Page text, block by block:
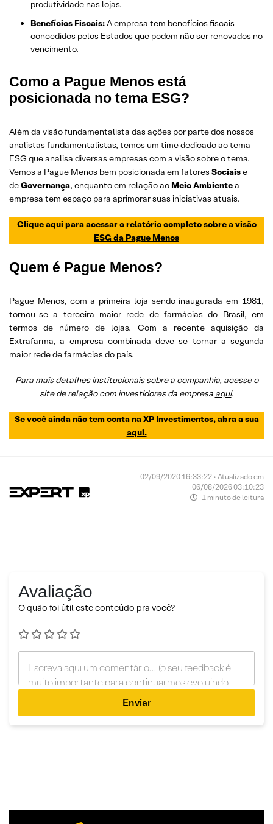
produtividade nas lojas.
Benefícios Fiscais:A empresa tem benefícios fiscais
concedidos pelos Estados que podem não ser renovados no
vencimento.
Como a Pague Menos está
posicionada no tema ESG?
Além da visão fundamentalista das ações por parte dos nossos
analistas fundamentalistas, temos um time dedicado ao tema
ESG que analisa diversas empresas com a visão sobre o tema.
Vemos a Pague Menos bem posicionada em fatores Sociaise
deGovernança, enquanto em relação ao Meio Ambientea
empresa tem espaço para aprimorar suas iniciativas atuais.
Clique aqui para acessar o relatório completo sobre a visão
ESG da Pague Menos
Quem é Pague Menos?
Pague Menos, com a primeira loja sendo inaugurada em 1981,
tornou-se a terceira maior rede de farmácias do Brasil, em
termos de número de lojas. Com a recente aquisição da
Extrafarma, a empresa combinada deve se tornar a segunda
maior rede de farmácias do país.
Para mais detalhes institucionais sobre a companhia, acesse o
site de relação com investidores da empresa aqui.
Se você ainda não tem conta na XP Investimentos, abra a sua
aqui.
02/09/2020 16:33:22 • Atualizado em
06/08/2026 03:10:23
1 minuto de leitura
Avaliação
O quão foi útil este conteúdo pra você?
Enviar